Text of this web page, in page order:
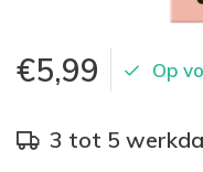
€5,99 Op
3 tot 5